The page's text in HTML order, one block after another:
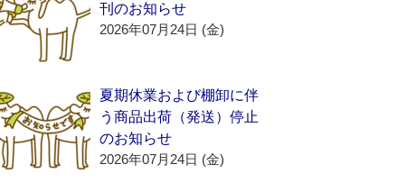
刊のお知らせ
2026年07月24日 (金)
夏期休業および棚卸に伴
う商品出荷（発送）停止
のお知らせ
2026年07月24日 (金)